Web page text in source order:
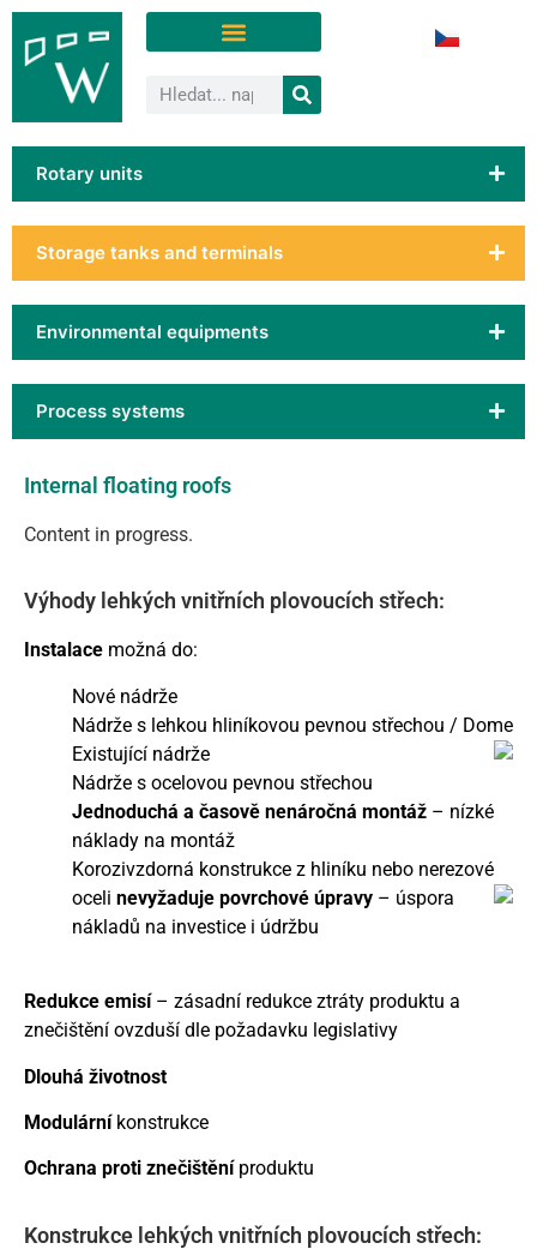
Rotary units
Storage tanks and terminals
Environmental equipments
Process systems
Internal floating roofs
Content in progress.
Výhody lehkých vnitřních plovoucích střech:
Instalace možná do:
Nové nádrže
Nádrže s lehkou hliníkovou pevnou střechou / Dome
Existující nádrže
Nádrže s ocelovou pevnou střechou
Jednoduchá a časově nenáročná montáž – nízké
náklady na montáž
Korozivzdorná konstrukce z hliníku nebo nerezové
oceli nevyžaduje povrchové úpravy – úspora
nákladů na investice i údržbu
Redukce emisí– zásadní redukce ztráty produktu a
znečištění ovzduší dle požadavku legislativy
Dlouhá životnost
Modulární konstrukce
Ochrana proti znečištěníproduktu
Konstrukce lehkých vnitřních plovoucích střech: